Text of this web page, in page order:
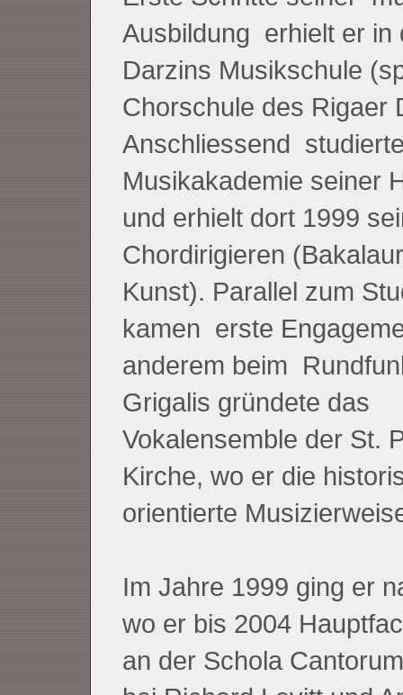
Ausbildung erhielt er in
Darzins Musikschule
Chorschule des Rigaer
Anschliessend
Musikakademie seiner
und erhielt dort 1999
Chordirigieren
Kunst). Parallel zum
kamen erste
anderem beim
Grigalis gründete das
Vokalensemble der St.
Kirche, wo er die
orientierte
Im Jahre 1999 ging er
wo er bis 2004
an der Schola